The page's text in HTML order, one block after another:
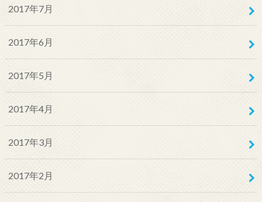
2017年7月
2017年6月
2017年5月
2017年4月
2017年3月
2017年2月